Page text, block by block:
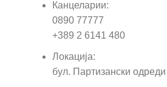
Канцеларии:
0890 77777
+389 2 6141 480
Локација:
бул. Партизански